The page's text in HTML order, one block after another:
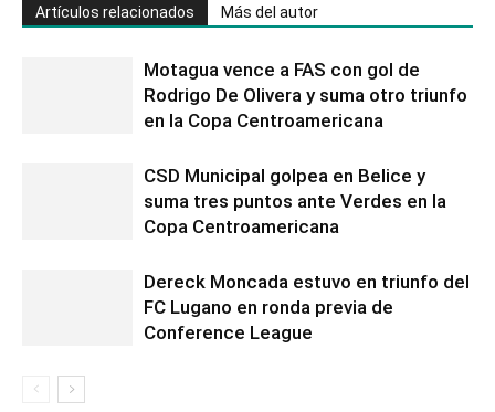
Artículos relacionados Más del autor
Motagua vence a FAS con gol de
Rodrigo De Olivera y suma otro triunfo
en la Copa Centroamericana
CSD Municipal golpea en Belice y
suma tres puntos ante Verdes en la
Copa Centroamericana
Dereck Moncada estuvo en triunfo del
FC Lugano en ronda previa de
Conference League